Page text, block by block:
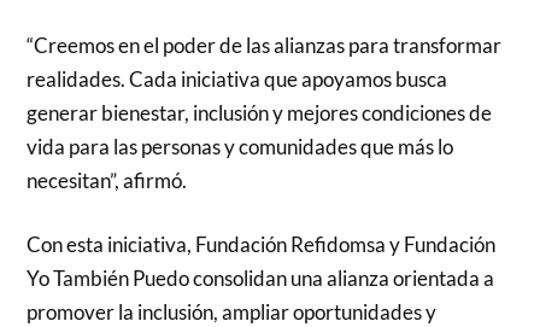
“Creemos en el poder de las alianzas para transformar
realidades. Cada iniciativa que apoyamos busca
generar bienestar, inclusión y mejores condiciones de
vida para las personas y comunidades que más lo
necesitan”, afirmó.
Con esta iniciativa, Fundación Refidomsa y Fundación
Yo También Puedo consolidan una alianza orientada a
promover la inclusión, ampliar oportunidades y